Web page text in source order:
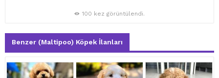
100 kez görüntülendi.
Benzer (Maltipoo) Köpek İlanları